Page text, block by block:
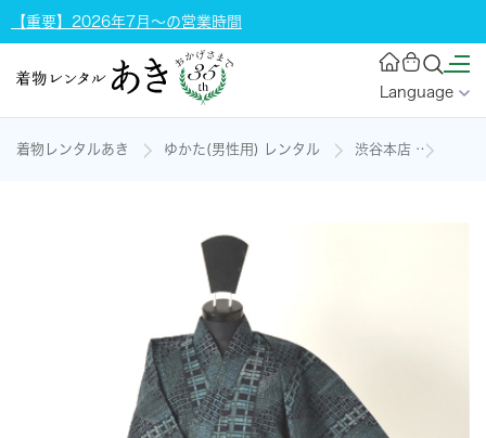
【重要】2026年7月～の営業時間
Language
着物レンタルあき ゆかた(男性用) レンタル 渋谷本店